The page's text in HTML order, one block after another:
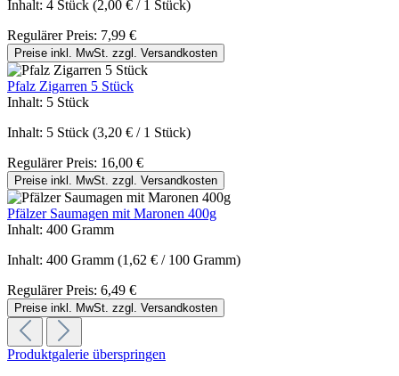
Inhalt: 4 Stück (2,00 € / 1 Stück)
Regulärer Preis: 7,99 €
Preise inkl. MwSt. zzgl. Versandkosten
Pfalz Zigarren 5 Stück
Inhalt: 5 Stück
Inhalt: 5 Stück (3,20 € / 1 Stück)
Regulärer Preis: 16,00 €
Preise inkl. MwSt. zzgl. Versandkosten
Pfälzer Saumagen mit Maronen 400g
Inhalt: 400 Gramm
Inhalt: 400 Gramm (1,62 € / 100 Gramm)
Regulärer Preis: 6,49 €
Preise inkl. MwSt. zzgl. Versandkosten
Produktgalerie überspringen